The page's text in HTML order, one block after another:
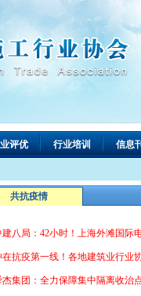
评优 行业培训 信息
共抗疫情
建八局：42小时！上海外滩国际
在抗疫第一线！各地建筑业行业
杰集团：全力保障集中隔离收治